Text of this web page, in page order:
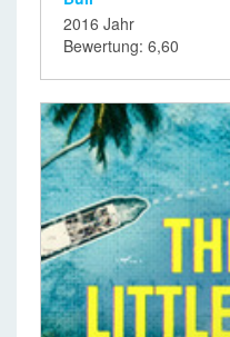
2016 Jahr
Bewertung: 6,60